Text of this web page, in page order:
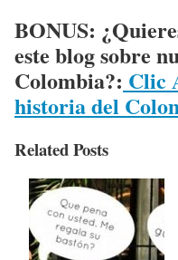
BONUS:
este blog sobre
Colombia?: Clic
historia del
Related Posts